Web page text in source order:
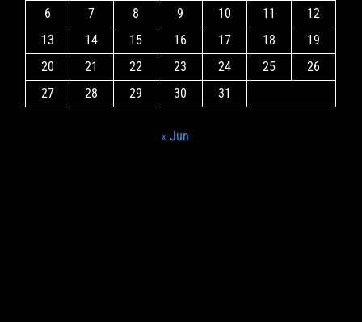
6 7 8 9 10 11
12
13
14 15 16 17 18
19
20
21 22 23 24 25
26
27
28 29 30 31
« Jun